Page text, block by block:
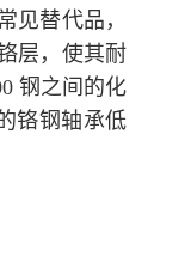
见替代品，
层，使其耐
钢之间的化
铬钢轴承低